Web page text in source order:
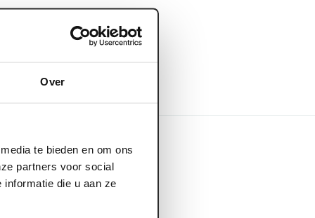
Over
te bieden en om ons
partners voor social
informatie die u aan ze